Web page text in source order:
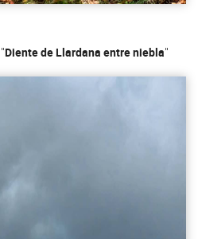
Diente de Llardana entre niebla"